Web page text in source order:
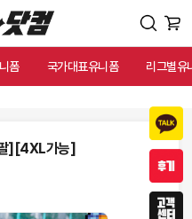
폼 국가대표유니폼 리그별유
][4XL가능]